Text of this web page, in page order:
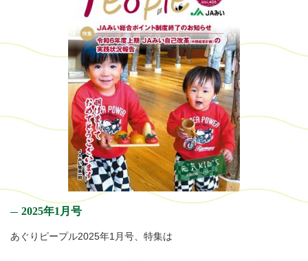
2025年1月号
あぐりピープル2025年1月号、特集は